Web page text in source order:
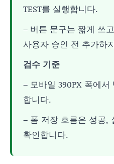
TEST를 실행합니다.
– 버튼 문구는 짧게 쓰
사용자 승인 전 추가하
검수 기준
– 모바일 390PX 폭에
합니다.
– 폼 저장 흐름은 성공,
확인합니다.